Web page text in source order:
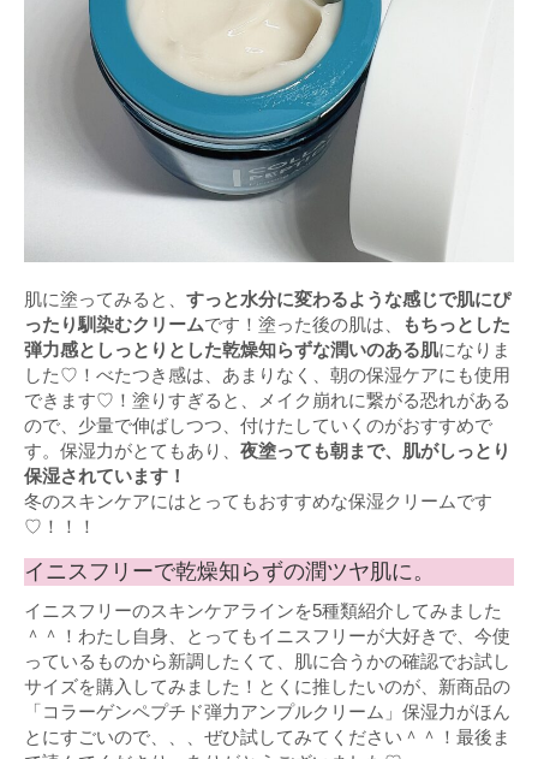
肌に塗ってみると、 すっと水分に変わるような感じで肌にぴ
ったり馴染むクリームです！塗った後の肌は、
もちっとした
弾力感としっとりとした乾燥知らずな潤いのある肌になりま
した♡！べたつき感は、あまりなく、朝の保湿ケアにも使用
できます♡！塗りすぎると、メイク崩れに繋がる恐れがある
ので、少量で伸ばしつつ、付けたしていくのがおすすめで
す。保湿力がとてもあり、 夜塗っても朝まで、肌がしっとり
保湿されています！
冬のスキンケアにはとってもおすすめな保湿クリームです
♡！！！
イニスフリーで乾燥知らずの潤ツヤ肌に。
イニスフリーのスキンケアラインを5種類紹介してみました
＾＾！わたし自身、とってもイニスフリーが大好きで、今使
っているものから新調したくて、肌に合うかの確認でお試し
サイズを購入してみました！とくに推したいのが、新商品の
「コラーゲンペプチド弾力アンプルクリーム」保湿力がほん
とにすごいので、、、ぜひ試してみてください＾＾！最後ま